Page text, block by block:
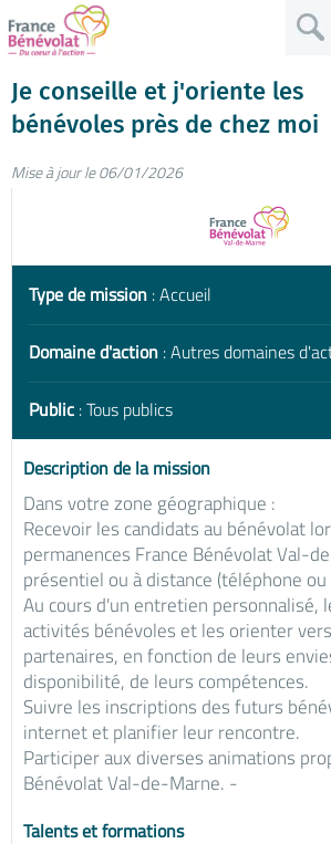
Je conseille et j'oriente les
bénévoles près de chez moi
Mise à jour le 06/01/2026
Type de mission : Accueil
Domaine d'action : Autres domaines
Public : Tous publics
Description de la mission
Dans votre zone géographique :
Recevoir les candidats au bénévolat
permanences France Bénévolat Val-
présentiel ou à distance (téléphone ou
Au cours d'un entretien personnalisé,
activités bénévoles et les orienter
partenaires, en fonction de leurs
disponibilité, de leurs compétences.
Suivre les inscriptions des futurs
internet et planifier leur rencontre.
Participer aux diverses animations
Bénévolat Val-de-Marne. -
Talents et formations